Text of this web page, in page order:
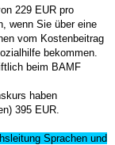
229 EUR pro
wenn Sie über eine
vom Kostenbeitrag
bekommen.
beim BAMF
haben
395 EUR.
Sprachen und